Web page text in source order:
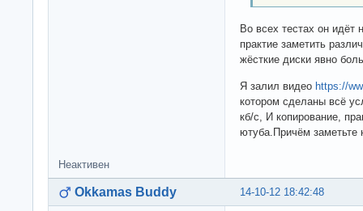
Во всех тестах он идёт
практие заметить
жёсткие диски явно
Я залил видео https://
котором сделаны всё
кб/с, И копирование,
ютуба.Причём заметьте
Неактивен
14-10-12 18:42:48
Okkamas Buddy